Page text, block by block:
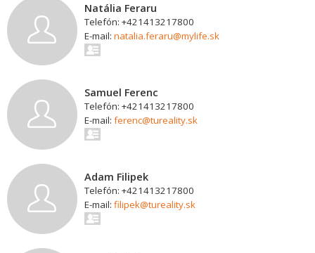
Natália Feraru
Telefón: +421413217800
E-mail: natalia.feraru@mylife.sk
Samuel Ferenc
Telefón: +421413217800
E-mail: ferenc@tureality.sk
Adam Filipek
Telefón: +421413217800
E-mail: filipek@tureality.sk